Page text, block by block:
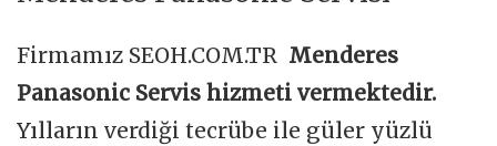
Firmamız SEOH.COM.TR Menderes
Panasonic Servis hizmeti vermektedir.
Yılların verdiği tecrübe ile güler yüzlü